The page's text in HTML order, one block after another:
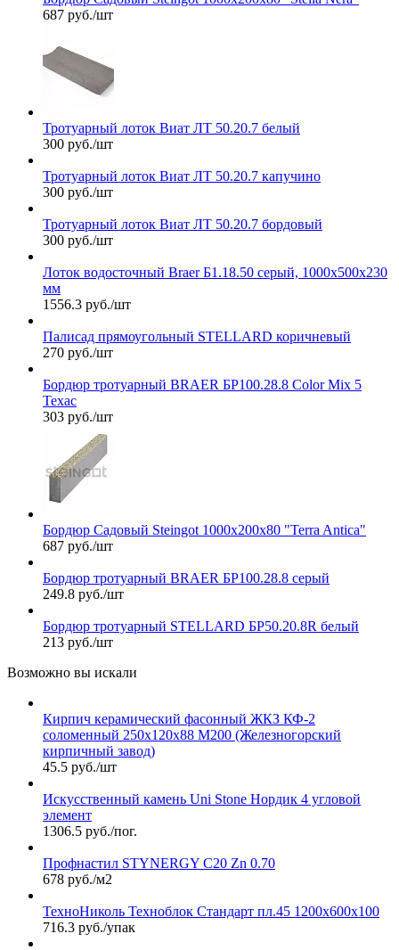
687 руб./шт
Тротуарный лоток Виат ЛТ 50.20.7 белый
300 руб./шт
Тротуарный лоток Виат ЛТ 50.20.7 капучино
300 руб./шт
Тротуарный лоток Виат ЛТ 50.20.7 бордовый
300 руб./шт
Лоток водосточный Braer Б1.18.50 серый, 1000х500х230
мм
1556.3 руб./шт
Палисад прямоугольный STELLARD коричневый
270 руб./шт
Бордюр тротуарный BRAER БР100.28.8 Color Mix 5
Техас
303 руб./шт
Бордюр Садовый Steingot 1000х200х80 "Terra Antica"
687 руб./шт
Бордюр тротуарный BRAER БР100.28.8 серый
249.8 руб./шт
Бордюр тротуарный STELLARD БР50.20.8R белый
213 руб./шт
Возможно вы искали
Кирпич керамический фасонный ЖКЗ КФ-2
соломенный 250х120х88 М200 (Железногорский
кирпичный завод)
45.5 руб./шт
Искусственный камень Uni Stone Нордик 4 угловой
элемент
1306.5 руб./пог.
Профнастил STYNERGY С20 Zn 0.70
678 руб./м2
ТехноНиколь Техноблок Стандарт пл.45 1200х600х100
716.3 руб./упак